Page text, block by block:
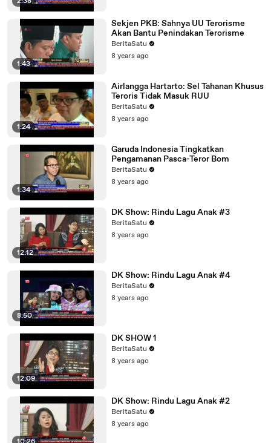
1:43
Sekjen PKB: Sahnya UU Terorisme
Akan Bantu Penindakan Terorisme
BeritaSatu
8 years ago
1:24
Airlangga Hartarto: Sel Tahanan Khusus
Teroris Tidak Masuk RUU
BeritaSatu
8 years ago
1:34
Garuda Indonesia Tingkatkan
Pengamanan Pasca-Teror Bom
BeritaSatu
8 years ago
12:12
DK Show: Rindu Lagu Anak #3
BeritaSatu
8 years ago
8:50
DK Show: Rindu Lagu Anak #4
BeritaSatu
8 years ago
12:09
DK SHOW 1
BeritaSatu
8 years ago
DK Show: Rindu Lagu Anak #2
BeritaSatu
8 years ago